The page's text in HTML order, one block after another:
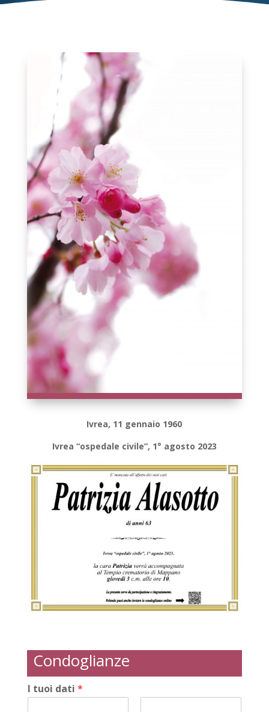
Ivrea, 11 gennaio 1960
Ivrea “ospedale civile”, 1° agosto 2023
Condoglianze
I tuoi dati *